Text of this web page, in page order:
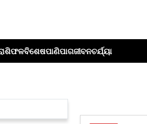
ବିଶେଷପାଣିପାଗଜୀବନଚର୍ଯ୍ୟା